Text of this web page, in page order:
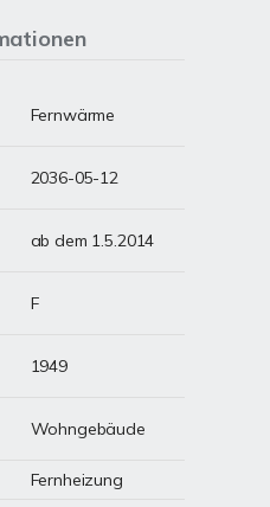
Fernwärme
2036-05-12
ab dem 1.5.2014
F
1949
Wohngebäude
Fernheizung